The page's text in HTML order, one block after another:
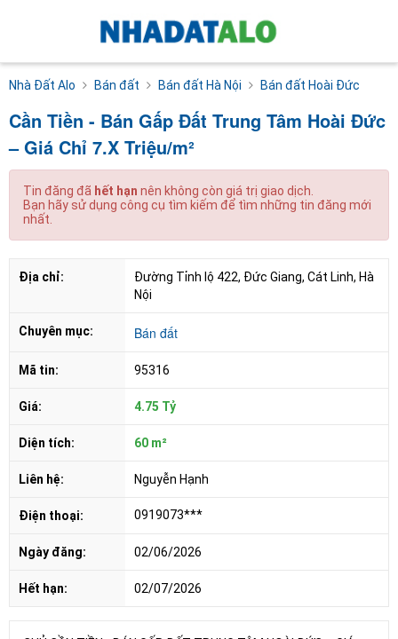
Nhà Đất Alo Bán đất Bán đất Hà Nội Bán đất Hoài Đức
Cần Tiền - Bán Gấp Đất Trung Tâm Hoài Đức
– Giá Chỉ 7.X Triệu/m²
Tin đăng đã hết hạn nên không còn giá trị giao dịch.
Bạn hãy sử dụng công cụ tìm kiếm để tìm những tin đăng mới
nhất.
Địa chỉ:
Đường Tỉnh lộ 422, Đức Giang, Cát Linh, Hà
Nội
Chuyên mục: Bán đất
Mã tin: 95316
Giá: 4.75 Tỷ
Diện tích: 60 m²
Liên hệ: Nguyễn Hạnh
Điện thoại: 0919073***
Ngày đăng: 02/06/2026
Hết hạn: 02/07/2026